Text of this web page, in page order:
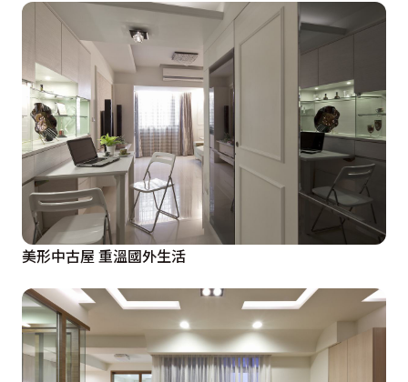
美形中古屋 重溫國外生活